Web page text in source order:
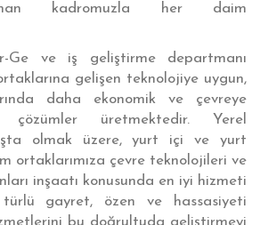
kadromuzla her daim
Ge ve iş geliştirme departmanı
gelişen teknolojiye uygun,
daha ekonomik ve çevreye
çözümler üretmektedir. Yerel
olmak üzere, yurt içi ve yurt
ortaklarımıza çevre teknolojileri ve
inşaatı konusunda en iyi hizmeti
gayret, özen ve hassasiyeti
bu doğrultuda geliştirmeyi